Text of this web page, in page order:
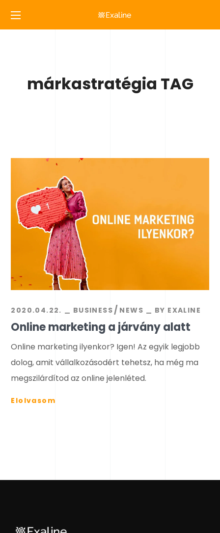
márkastratégia TAG
2020.04.22. BUSINESS NEWS BY EXALINE
Online marketing a járvány alatt
Online marketing ilyenkor? Igen! Az egyik legjobb
dolog, amit vállalkozásodért tehetsz, ha még ma
megszilárdítod az online jelenléted.
Elolvasom